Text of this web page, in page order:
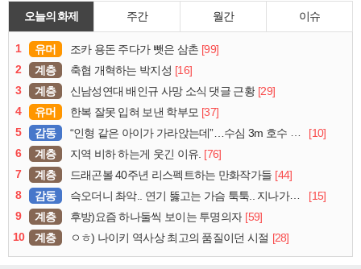
오늘의 화제 주간 월간 이슈
1 유머 조카 용돈 주다가 뺏은 삼촌 [99]
2
계층 축협 개혁하는 박지성 [16]
3
계층 신남성연대 배인규 사망 소식 댓글 근황 [29]
4
유머 한복 잘못 입혀 보낸 학부모 [37]
5
감동 “인형 같은 아이가 가라앉는데”…수심 3m 호수 뛰어든 60대 의인
[10]
6
계층 지역 비하 하는게 웃긴 이유. [76]
7
계층 드래곤볼 40주년 리스펙트하는 만화작가들 [44]
8
감동 슥오더니 촤악.. 연기 뚫고는 가슴 툭툭.. 지나가던 아재의 정체
[15]
9
계층 후방)요즘 하나둘씩 보이는 투명의자 [59]
10
계층 ㅇㅎ) 나이키 역사상 최고의 품질이던 시절 [28]